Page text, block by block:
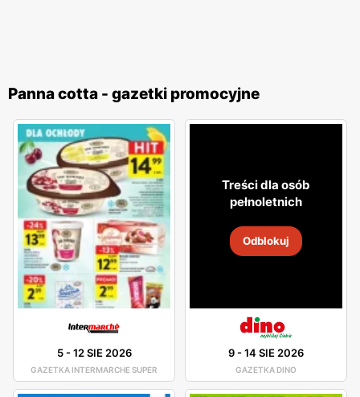
Panna cotta - gazetki promocyjne
5-12 SIE 2026
GAZETKA INTERMARCHE SUPER
Treści dla osób
pełnoletnich
Odblokuj
9-14 SIE 2026
GAZETKA DINO